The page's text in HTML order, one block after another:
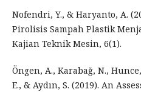
Nofendri, Y., & Haryanto, A.
Pirolisis Sampah Plastik
Kajian Teknik Mesin, 6(1).
Öngen, A., Karabağ, N., Hunce,
E., & Aydın, S. (2019). An